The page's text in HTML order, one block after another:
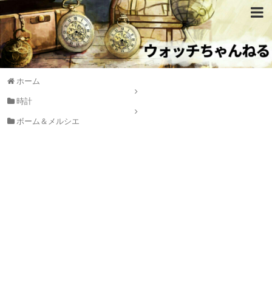
ホーム
時計
ボーム＆メルシエ